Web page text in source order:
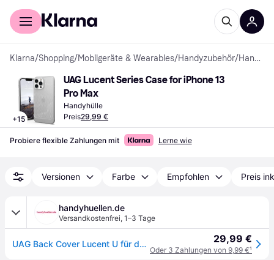
Für Shopper
Klarna/Shopping/Mobilgeräte & Wearables/Handyzubehör/ Handyhüllen
+15
UAG Lucent Series Case for iPhone 13
Pro Max
Handyhülle
Preis29,99 €
Probiere flexible Zahlungen mit Lerne wie
Versionen Farbe Empfohlen Preis
handyhuellen.de
Versandkostenfrei, 1–3 Tage
UAG Back Cover Lucent U für das Apple iPhone 13 Pro Max - Cerulean 29,99 €
Oder 3 Zahlungen von 9,99 €¹